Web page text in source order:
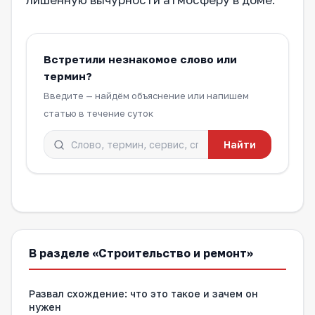
Встретили незнакомое слово или
термин?
Введите — найдём объяснение или напишем
статью в течение суток
Найти
В разделе «Строительство и ремонт»
Развал схождение: что это такое и зачем он
нужен